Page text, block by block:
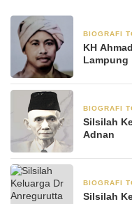
BIOGRAFI
KH
Lampung
BIOGRAFI
Silsilah
Adnan
BIOGRAFI
Silsilah